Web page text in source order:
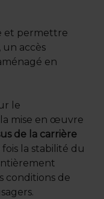
et permettre
un accès
en
le
mise en œuvre
de la carrière
fois la stabilité du
conditions de